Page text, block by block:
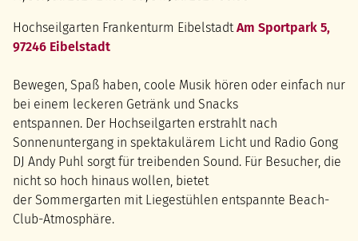
Hochseilgarten Frankenturm Eibelstadt Am Sportpark 5,
97246 Eibelstadt
Bewegen, Spaß haben, coole Musik hören oder einfach nur
bei einem leckeren Getränk und Snacks
entspannen. Der Hochseilgarten erstrahlt nach
Sonnenuntergang in spektakulärem Licht und Radio Gong
DJ Andy Puhl sorgt für treibenden Sound. Für Besucher, die
nicht so hoch hinaus wollen, bietet
der Sommergarten mit Liegestühlen entspannte Beach-
Club-Atmosphäre.